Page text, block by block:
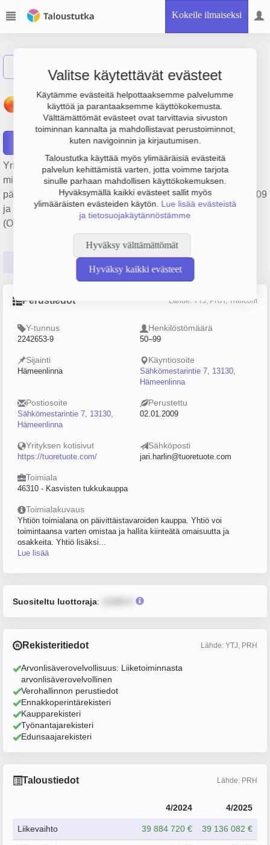
Kokeile ilmaiseksi
Valitse käytettävät evästeet
Käytämme evästeitä helpottaaksemme palvelumme
käyttöä ja parantaaksemme käyttökokemusta.
Välttämättömät evästeet ovat tarvittavia sivuston
toiminnan kannalta ja mahdollistavat perustoiminnot,
kuten navigoinnin ja kirjautumisen.
Taloustutka käyttää myös ylimääräisiä evästeitä
palvelun kehittämistä varten, jotta voimme tarjota
sinulle parhaan mahdollisen käyttökokemuksen.
Hyväksymällä kaikki evästeet sallit myös
ylimääräisten evästeiden käytön. Lue lisää evästeistä
ja tietosuojakäytännöstämme
Hyväksy välttämättömät
Hyväksy kaikki evästeet
Kanta-Hämeen Tuoretuote
Oy
Yrityksen Kanta-Hämeen Tuoretuote Oy liikevaihto on 39.1
milj. €, tulos 1.2 milj. € ja henkilöstömäärä 74. Sen
päätoimiala on Kasvisten tukkukauppa, perustamisvuosi 2009
ja sijainti Hämeenlinna. Yrityksen yhtiömuoto Osakeyhtiö
(OY).
Päättäjätiedot
Perustiedot Lähde: YTJ, PRH, Traficom
Y-tunnus
2242653-9
Henkilöstömäärä
50–99
Sijainti
Hämeenlinna
Käyntiosoite
Sähkömestarintie 7, 13130,
Hämeenlinna
Postiosoite
Sähkömestarintie 7, 13130,
Hämeenlinna
Perustettu
02.01.2009
Yrityksen kotisivut
https://tuoretuote.com/
Sähköposti
jari.harlin@tuoretuote.com
Toimiala
46310 - Kasvisten tukkukauppa
Toimialakuvaus
Yhtiön toimialana on päivittäistavaroiden kauppa. Yhtiö voi
toimintaansa varten omistaa ja hallita kiinteätä omaisuutta ja
osakkeita. Yhtiö lisäksi...
Lue lisää
Suositeltu luottoraja:
Rekisteritiedot Lähde: YTJ, PRH
Arvonlisäverovelvollisuus: Liiketoiminnasta
arvonlisäverovelvollinen
Verohallinnon perustiedot
Ennakkoperintärekisteri
Kaupparekisteri
Työnantajarekisteri
Edunsaajarekisteri
Taloustiedot Lähde: PRH
4/2024 4/2025
Liikevaihto 39 884 720 € 39 136 082 €